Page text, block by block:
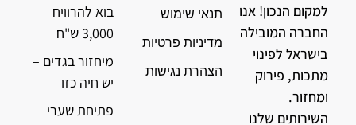
למקום הנכון! אנו
החברה המובילה
בישראל לפינוי
מתכות, פירוק
ומחזור.
השירותים שלנו
תנאי שימוש
מדיניות פרטיות
הצהרת נגישות
בוא להרוויח
3,000 ש"ח
מיחזור בגדים –
יש חיה כזו
פתיחת שערי